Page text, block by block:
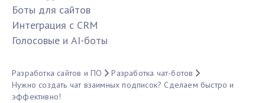
Боты для сайтов
Интеграция с CRM
Голосовые и AI-боты
Разработка сайтов и ПО
Разработка чат-ботов
Нужно создать чат взаимных подписок? Сделаем быстро и
эффективно!